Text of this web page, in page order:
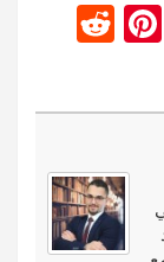
F
Pi
er
t
d
t